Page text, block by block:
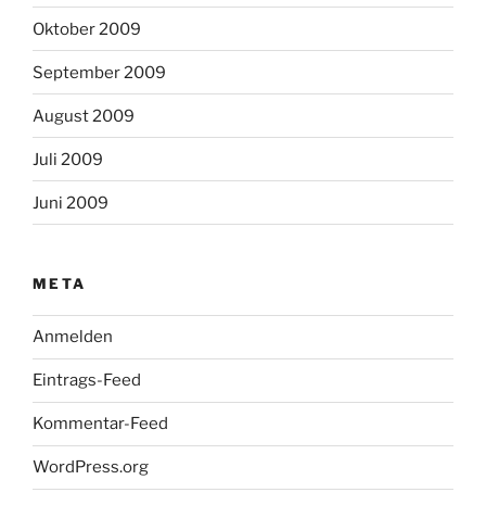
Oktober 2009
September 2009
August 2009
Juli 2009
Juni 2009
META
Anmelden
Eintrags-Feed
Kommentar-Feed
WordPress.org